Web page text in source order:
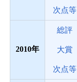
次点等
2010
総評
大賞
次点等